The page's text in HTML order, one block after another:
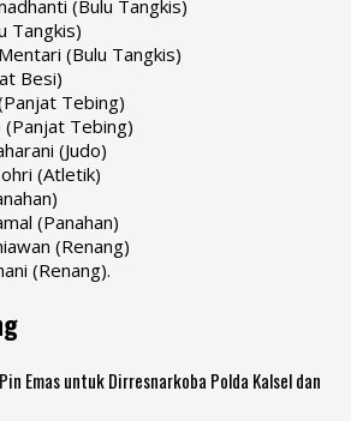
(Bulu Tangkis)
Tangkis)
(Bulu Tangkis)
Besi)
Tebing)
Tebing)
(Judo)
(Atletik)
(Panahan)
(Renang)
(Renang).
Emas untuk Dirresnarkoba Polda Kalsel dan